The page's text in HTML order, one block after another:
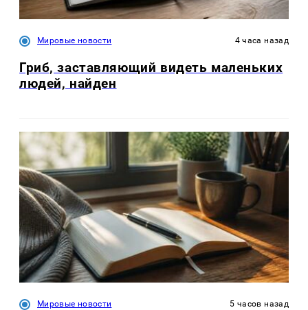
Мировые новости 4 часа назад
Гриб, заставляющий видеть маленьких
людей, найден
Мировые новости 5 часов назад